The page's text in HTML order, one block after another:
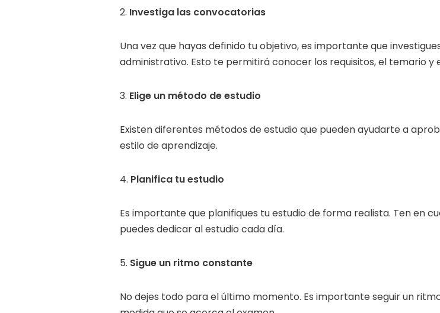
2. Investiga las convocatorias
Una vez que hayas definido tu objetivo, es importante que
administrativo. Esto te permitirá conocer los requisitos, el temario y
3. Elige un método de estudio
Existen diferentes métodos de estudio que pueden ayudarte a
estilo de aprendizaje.
4. Planifica tu estudio
Es importante que planifiques tu estudio de forma realista. Ten en
puedes dedicar al estudio cada día.
5. Sigue un ritmo constante
No dejes todo para el último momento. Es importante seguir un